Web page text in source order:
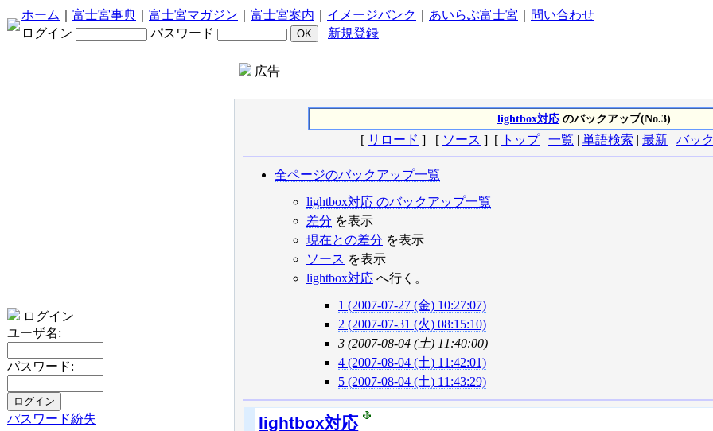
ホーム 富士宮事典 富士宮マガジン 富士宮案内 イメージバンク あいらぶ富士宮
問い合わせ
ログイン
パスワード 新規登録
ログイン
ユーザ名:
パスワード:
パスワード紛失
広告
lightbox対応のバックアップ(No.3)
[ リロード ] [ ソース ] [ トップ| 一覧 | 単語検索 | 最新 | バッ
全ページのバックアップ一覧
lightbox対応 のバックアップ一覧
差分 を表示
現在との差分 を表示
ソース を表示
lightbox対応 へ行く。
1 (2007-07-27 (金) 10:27:07)
2 (2007-07-31 (火) 08:15:10)
3 (2007-08-04 (土) 11:40:00)
4 (2007-08-04 (土) 11:42:01)
5 (2007-08-04 (土) 11:43:29)
lightbox対応